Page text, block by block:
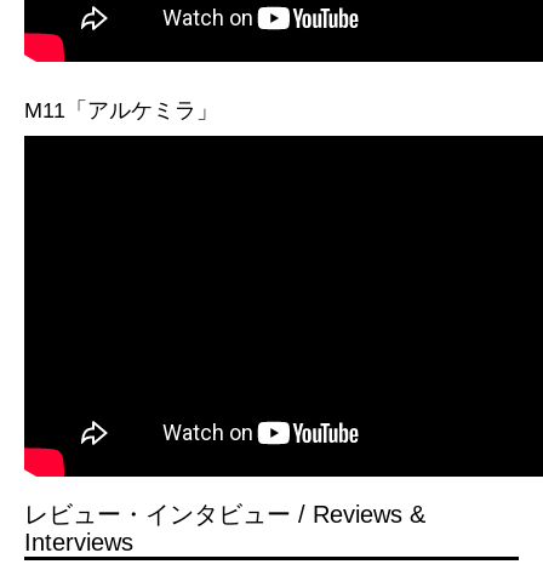
M11「アルケミラ」
レビュー・インタビュー / Reviews &
Interviews